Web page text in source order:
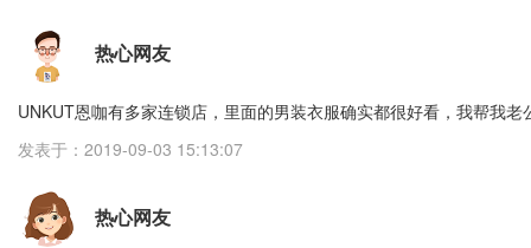
热心网友
UNKUT恩咖有多家连锁店，里面的男装衣服确实都很好看，我帮我
发表于：2019-09-03 15:13:07
热心网友